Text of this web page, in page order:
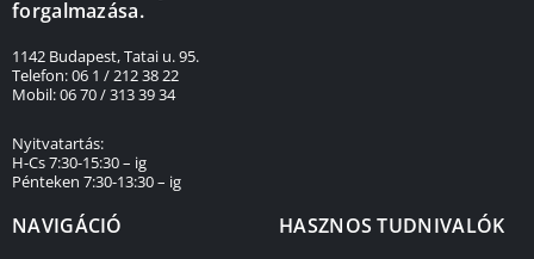
forgalmazása.
1142 Budapest, Tatai u. 95.
Telefon: 06 1 / 212 38 22
Mobil: 06 70 / 313 39 34
Nyitvatartás:
H-Cs 7:30-15:30 – ig
Pénteken 7:30-13:30 – ig
NAVIGÁCIÓ HASZNOS TUDNIVALÓK